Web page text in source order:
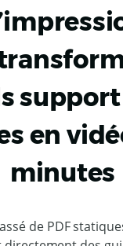
support
en
minutes
de PDF